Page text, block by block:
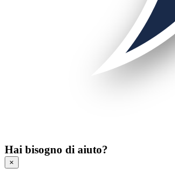
Hai bisogno di aiuto?
×